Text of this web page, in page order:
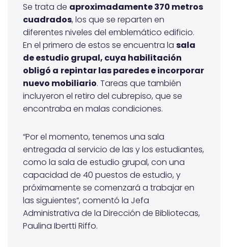
Se trata de aproximadamente 370 metros
cuadrados, los que se reparten en
diferentes niveles del emblemático edificio.
En el primero de estos se encuentra la sala
de estudio grupal, cuya habilitación
obligó a repintar las paredes e incorporar
nuevo mobiliario. Tareas que también
incluyeron el retiro del cubrepiso, que se
encontraba en malas condiciones.
“Por el momento, tenemos una sala
entregada al servicio de las y los estudiantes,
como la sala de estudio grupal, con una
capacidad de 40 puestos de estudio, y
próximamente se comenzará a trabajar en
las siguientes”, comentó la Jefa
Administrativa de la Dirección de Bibliotecas,
Paulina Ibertti Riffo.